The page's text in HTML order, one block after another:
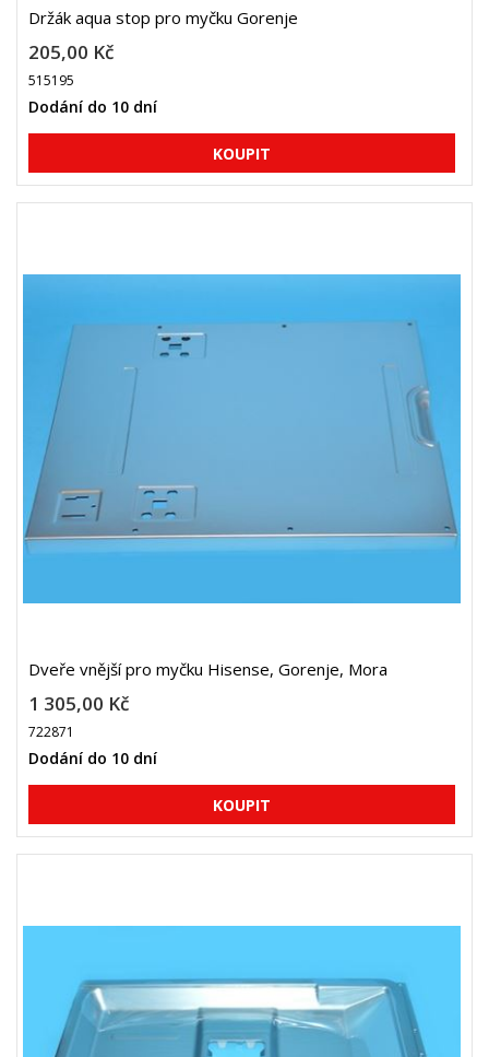
Držák aqua stop pro myčku Gorenje
205,00 Kč
515195
Dodání do 10 dní
Dveře vnější pro myčku Hisense, Gorenje, Mora
1 305,00 Kč
722871
Dodání do 10 dní